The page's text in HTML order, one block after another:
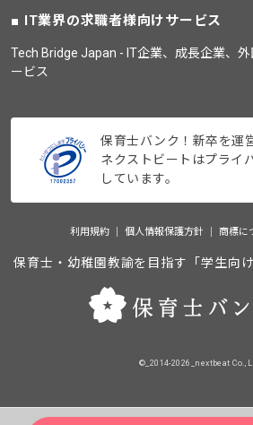
IT業界の求職者様向けサービス
Tech Bridge Japan - IT企業、成長企業、
ービス
保育士バンク！新卒を運
ネクストビートはプライ
しています。
利用規約 個人情報保護方針 商標に
保育士・幼稚園教諭を目指す「学生向
©_2014-2026_nextbeat Co.,